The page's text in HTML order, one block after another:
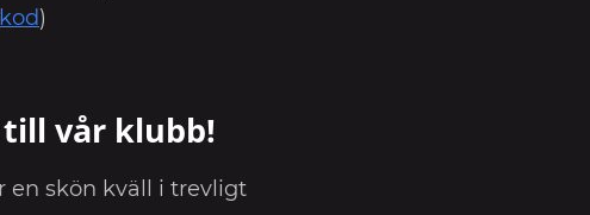
)
vår klubb!
en skön kväll i trevligt